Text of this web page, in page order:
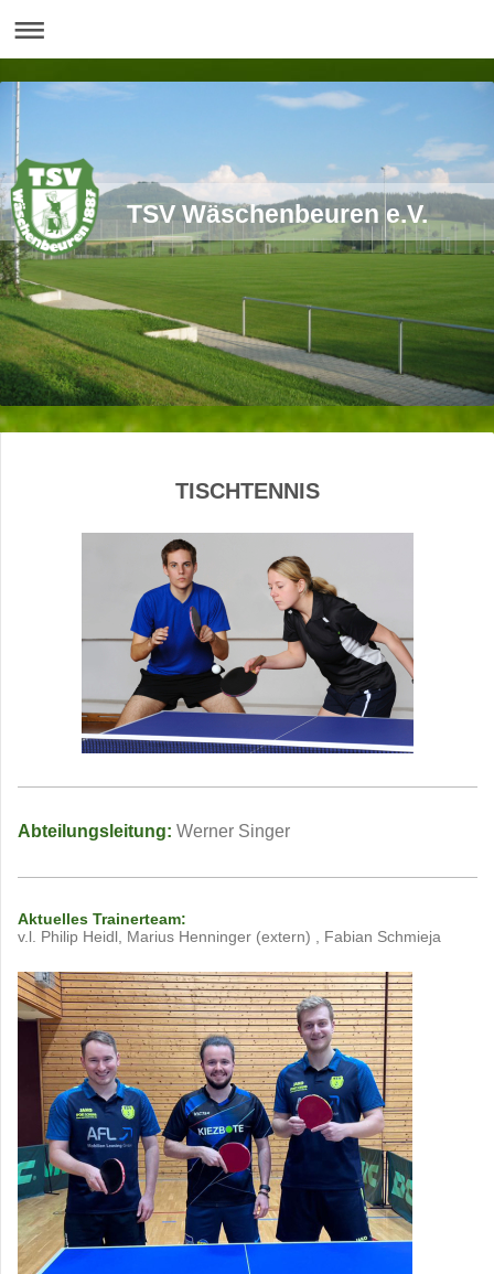
TSV Wäschenbeuren e.V.
TISCHTENNIS
Abteilungsleitung: Werner Singer
Aktuelles Trainerteam:
v.l. Philip Heidl, Marius Henninger (extern) , Fabian Schmieja